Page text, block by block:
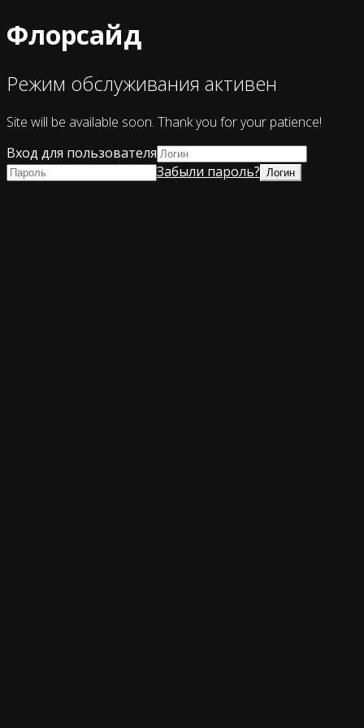
Флорсайд
Режим обслуживания активен
Site will be available soon. Thank you for your patience!
Вход для пользователя
Забыли пароль?